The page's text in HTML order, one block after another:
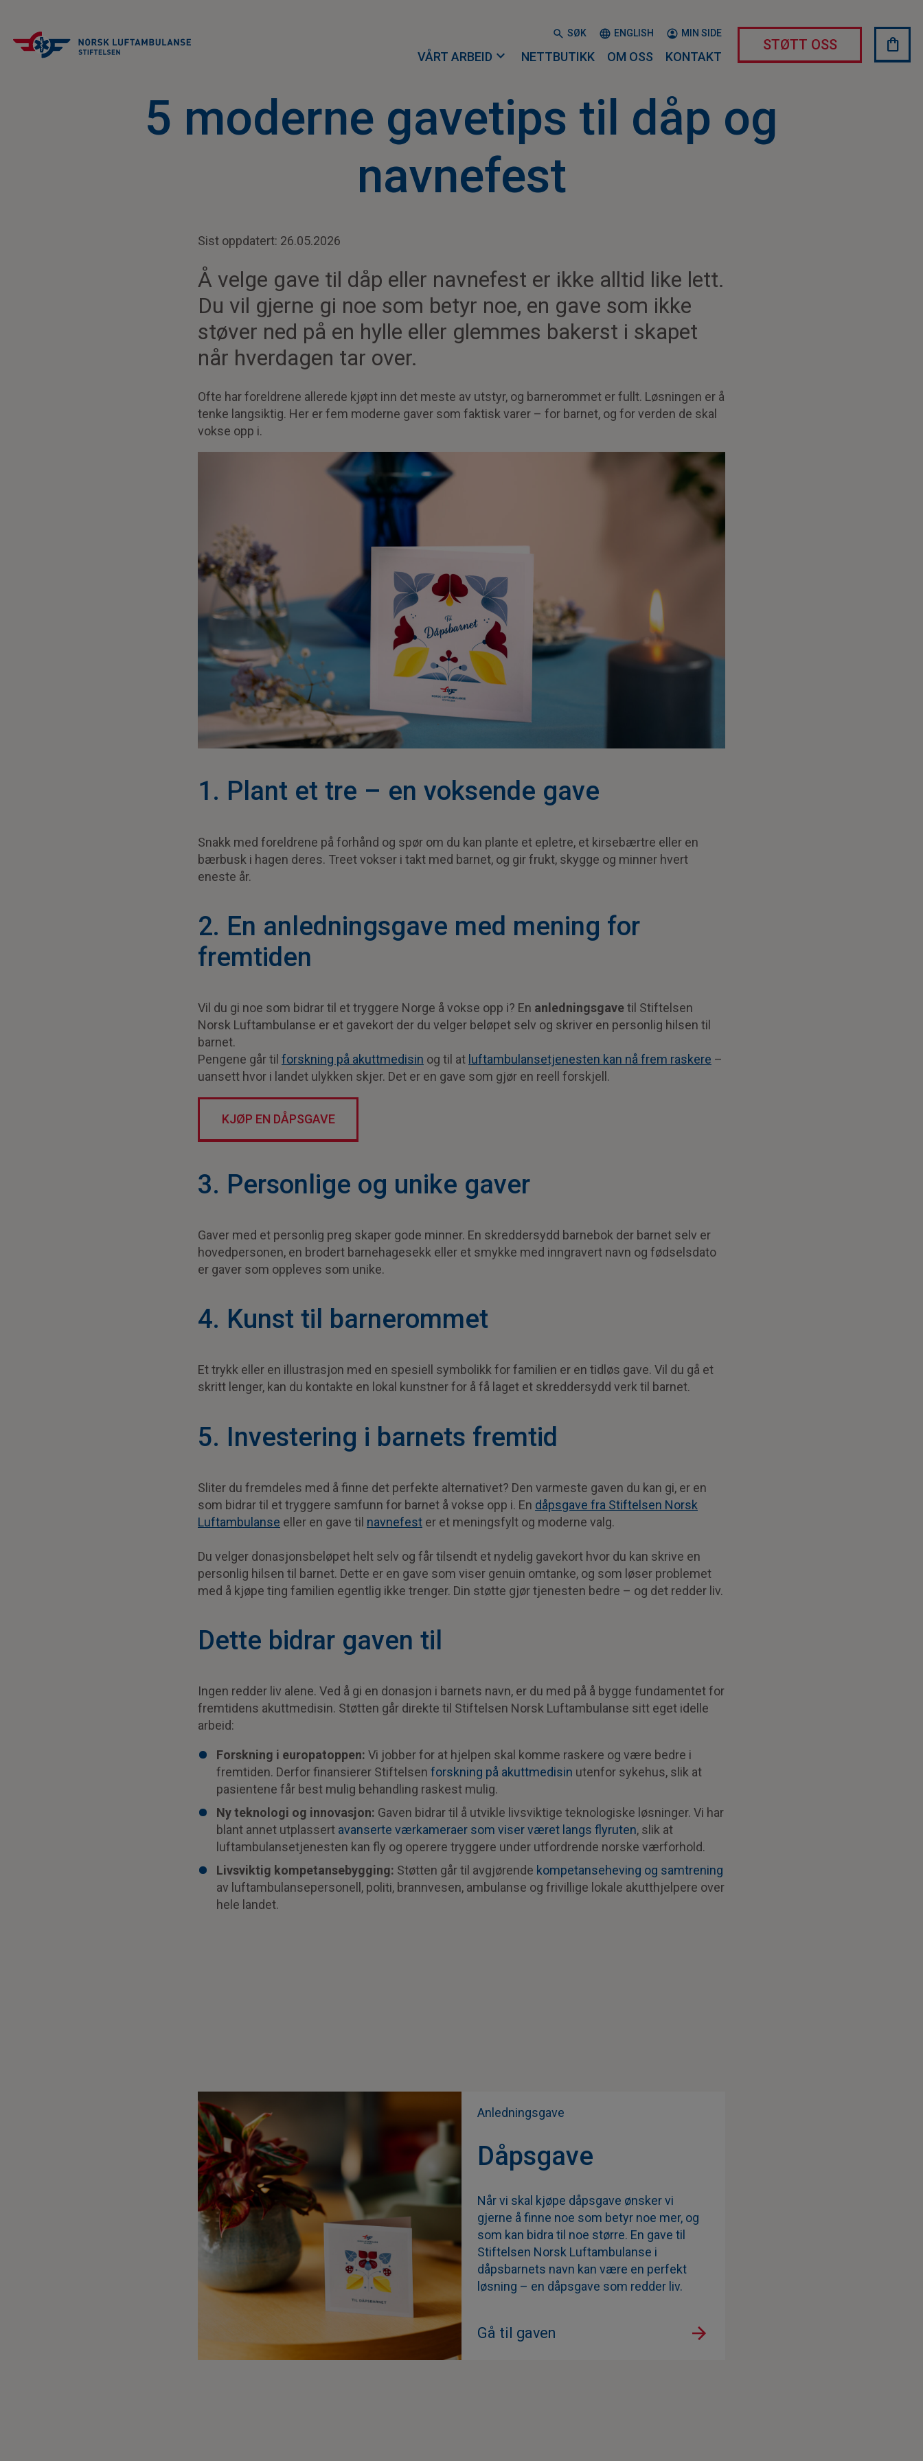
SØK ENGLISH MIN SIDE
VÅRT ARBEID expand_more NETTBUTIKK OM OSS KONTAKT
STØTT OSS shopping_bag
5 moderne gavetips til dåp og
navnefest
Sist oppdatert: 26.05.2026
Å velge gave til dåp eller navnefest er ikke alltid like lett.
Du vil gjerne gi noe som betyr noe, en gave som ikke
støver ned på en hylle eller glemmes bakerst i skapet
når hverdagen tar over.
Ofte har foreldrene allerede kjøpt inn det meste av utstyr, og barnerommet er fullt. Løsningen er å
tenke langsiktig. Her er fem moderne gaver som faktisk varer – for barnet, og for verden de skal
vokse opp i.
1. Plant et tre – en voksende gave
Snakk med foreldrene på forhånd og spør om du kan plante et epletre, et kirsebærtre eller en
bærbusk i hagen deres. Treet vokser i takt med barnet, og gir frukt, skygge og minner hvert
eneste år.
2. En anledningsgave med mening for
fremtiden
Vil du gi noe som bidrar til et tryggere Norge å vokse opp i? En anledningsgavetil Stiftelsen
Norsk Luftambulanse er et gavekort der du velger beløpet selv og skriver en personlig hilsen til
barnet.
Pengene går til forskning på akuttmedisin og til at luftambulansetjenesten kan nå frem raskere –
uansett hvor i landet ulykken skjer. Det er en gave som gjør en reell forskjell.
KJØP EN DÅPSGAVE
3. Personlige og unike gaver
Gaver med et personlig preg skaper gode minner. En skreddersydd barnebok der barnet selv er
hovedpersonen, en brodert barnehagesekk eller et smykke med inngravert navn og fødselsdato
er gaver som oppleves som unike.
4. Kunst til barnerommet
Et trykk eller en illustrasjon med en spesiell symbolikk for familien er en tidløs gave. Vil du gå et
skritt lenger, kan du kontakte en lokal kunstner for å få laget et skreddersydd verk til barnet.
5. Investering i barnets fremtid
Sliter du fremdeles med å finne det perfekte alternativet? Den varmeste gaven du kan gi, er en
som bidrar til et tryggere samfunn for barnet å vokse opp i. En dåpsgave fra Stiftelsen Norsk
Luftambulanse eller en gave til navnefest er et meningsfylt og moderne valg.
Du velger donasjonsbeløpet helt selv og får tilsendt et nydelig gavekort hvor du kan skrive en
personlig hilsen til barnet. Dette er en gave som viser genuin omtanke, og som løser problemet
med å kjøpe ting familien egentlig ikke trenger. Din støtte gjør tjenesten bedre – og det redder liv.
Dette bidrar gaven til
Ingen redder liv alene. Ved å gi en donasjon i barnets navn, er du med på å bygge fundamentet for
fremtidens akuttmedisin. Støtten går direkte til Stiftelsen Norsk Luftambulanse sitt eget idelle
arbeid:
Forskning i europatoppen: Vi jobber for at hjelpen skal komme raskere og være bedre i
fremtiden. Derfor finansierer Stiftelsen forskning på akuttmedisin utenfor sykehus, slik at
pasientene får best mulig behandling raskest mulig.
Ny teknologi og innovasjon: Gaven bidrar til å utvikle livsviktige teknologiske løsninger. Vi har
blant annet utplassert avanserte værkameraer som viser været langs flyruten, slik at
luftambulansetjenesten kan fly og operere tryggere under utfordrende norske værforhold.
Livsviktig kompetansebygging: Støtten går til avgjørende kompetanseheving og samtrening
av luftambulansepersonell, politi, brannvesen, ambulanse og frivillige lokale akutthjelpere over
hele landet.
Anledningsgave
Dåpsgave
Når vi skal kjøpe dåpsgave ønsker vi
gjerne å finne noe som betyr noe mer, og
som kan bidra til noe større. En gave til
Stiftelsen Norsk Luftambulanse i
dåpsbarnets navn kan være en perfekt
løsning – en dåpsgave som redder liv.
Gå til gaven